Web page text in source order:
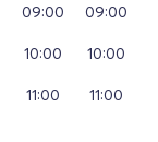
09:00
10:00
11:00
09:00
10:00
11:00